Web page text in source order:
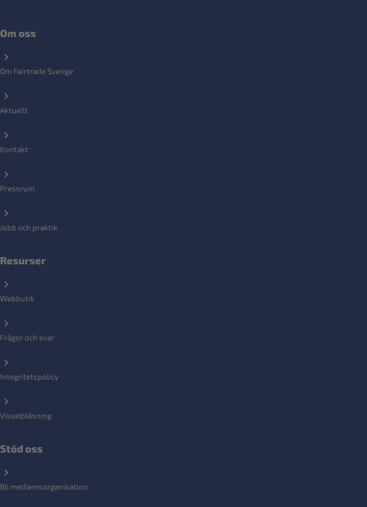
Om oss
Om Fairtrade Sverige
Aktuellt
Kontakt
Pressrum
Jobb och praktik
Resurser
Webbutik
Frågor och svar
Integritetspolicy
Visselblåsning
Stöd oss
Bli medlemsorganisation